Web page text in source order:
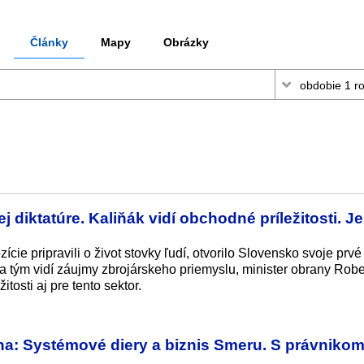
Články Mapy Obrázky
diktatúre. Kaliňák vidí obchodné príležitosti.
pripravili o život stovky ľudí, otvorilo Slovensko svoje prvé
tým vidí záujmy zbrojárskeho priemyslu, minister obrany
aj pre tento sektor.
Systémové diery a biznis Smeru. S